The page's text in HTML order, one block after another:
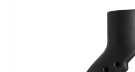
SKI DE FOND